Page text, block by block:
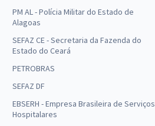
PM AL - Polícia Militar do Estado de
Alagoas
SEFAZ CE - Secretaria da Fazenda do
Estado do Ceará
PETROBRAS
SEFAZ DF
EBSERH - Empresa Brasileira de Serviços
Hospitalares